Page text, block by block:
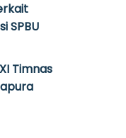
SPBU
Timnas